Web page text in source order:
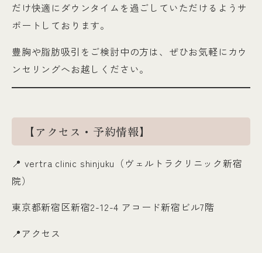
だけ快適にダウンタイムを過ごしていただけるようサ
ポートしております。
豊胸や脂肪吸引をご検討中の方は、ぜひお気軽にカウ
ンセリングへお越しください。
【アクセス・予約情報】
📍 vertra clinic shinjuku（ヴェルトラクリニック新宿
院）
東京都新宿区新宿2-12-4 アコード新宿ビル7階
📍アクセス